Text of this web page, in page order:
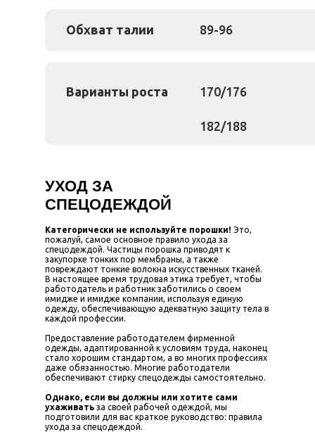
89-96
170/176
182/188
Обхват талии
Варианты роста
УХОД ЗА
СПЕЦОДЕЖДОЙ
Категорически не используйте порошки! Это,
пожалуй, самое основное правило ухода за
спецодеждой. Частицы порошка приводят к
закупорке тонких пор мембраны, а также
повреждают тонкие волокна искусственных тканей.
В настоящее время трудовая этика требует, чтобы
работодатель и работник заботились о своем
имидже и имидже компании, используя единую
одежду, обеспечивающую адекватную защиту тела в
каждой профессии.
Предоставление работодателем фирменной
одежды, адаптированной к условиям труда, наконец
стало хорошим стандартом, а во многих профессиях
даже обязанностью. Многие работодатели
обеспечивают стирку спецодежды самостоятельно.
Однако, если вы должны или хотите сами
ухаживать за своей рабочей одеждой, мы
подготовили для вас краткое руководство: правила
ухода за спецодеждой.